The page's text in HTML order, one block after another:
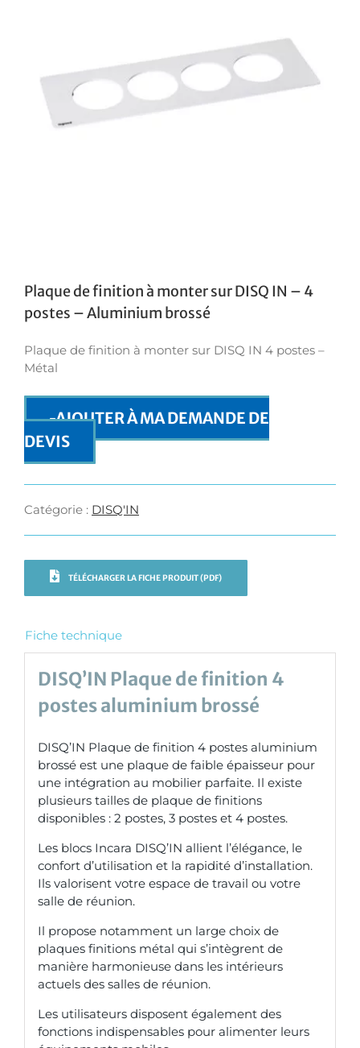
Plaque de finition à monter sur DISQ IN – 4
postes – Aluminium brossé
Plaque de finition à monter sur DISQ IN 4 postes –
Métal
AJOUTER À MA DEMANDE DE
DEVIS
Catégorie : DISQ'IN
TÉLÉCHARGER LA FICHE PRODUIT (PDF)
Fiche technique
DISQ’IN Plaque de finition 4
postes aluminium brossé
DISQ’IN Plaque de finition 4 postes aluminium
brossé est une plaque de faible épaisseur pour
une intégration au mobilier parfaite. Il existe
plusieurs tailles de plaque de finitions
disponibles : 2 postes, 3 postes et 4 postes.
Les blocs Incara DISQ’IN allient l’élégance, le
confort d’utilisation et la rapidité d’installation.
Ils valorisent votre espace de travail ou votre
salle de réunion.
Il propose notamment un large choix de
plaques finitions métal qui s’intègrent de
manière harmonieuse dans les intérieurs
actuels des salles de réunion.
Les utilisateurs disposent également des
fonctions indispensables pour alimenter leurs